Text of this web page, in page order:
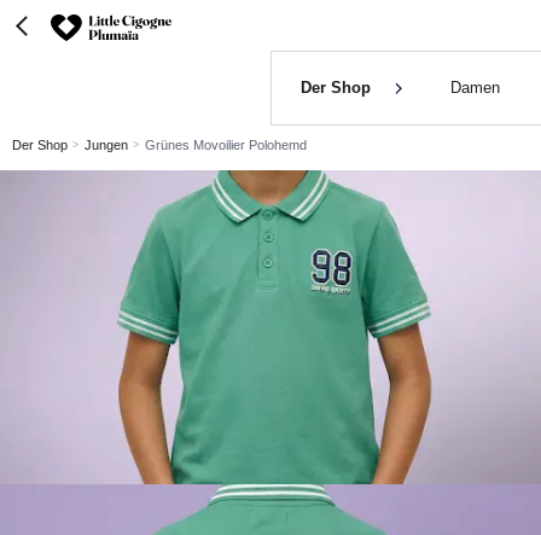
Der Shop Damen
Der Shop Jungen Grünes Movoilier Polohemd